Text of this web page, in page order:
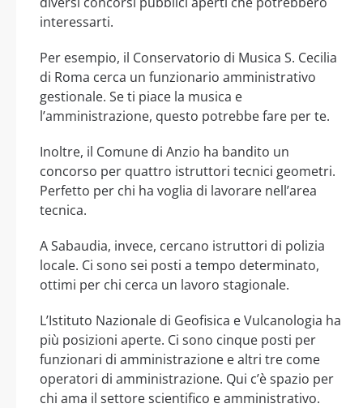
interessarti.
Per esempio, il Conservatorio di Musica S. Cecilia
di Roma cerca un funzionario amministrativo
gestionale. Se ti piace la musica e
l’amministrazione, questo potrebbe fare per te.
Inoltre, il Comune di Anzio ha bandito un
concorso per quattro istruttori tecnici geometri.
Perfetto per chi ha voglia di lavorare nell’area
tecnica.
A Sabaudia, invece, cercano istruttori di polizia
locale. Ci sono sei posti a tempo determinato,
ottimi per chi cerca un lavoro stagionale.
L’Istituto Nazionale di Geofisica e Vulcanologia ha
più posizioni aperte. Ci sono cinque posti per
funzionari di amministrazione e altri tre come
operatori di amministrazione. Qui c’è spazio per
chi ama il settore scientifico e amministrativo.